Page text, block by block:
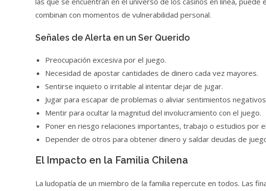
combinan con momentos de vulnerabilidad personal.
Señales de Alerta en un Ser Querido
Preocupación excesiva por el juego.
Necesidad de apostar cantidades de dinero cada vez mayores.
Sentirse inquieto o irritable al intentar dejar de jugar.
Jugar para escapar de problemas o aliviar sentimientos
Mentir para ocultar la magnitud del involucramiento con el juego.
Poner en riesgo relaciones importantes, trabajo o estudios por
Depender de otros para obtener dinero y saldar deudas de
El Impacto en la Familia Chilena
La ludopatía de un miembro de la familia repercute en todos. Las